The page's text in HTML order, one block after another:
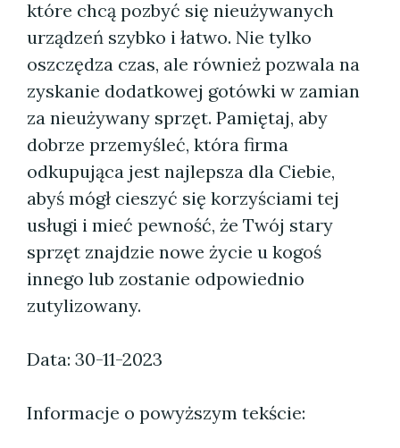
które chcą pozbyć się nieużywanych
urządzeń szybko i łatwo. Nie tylko
oszczędza czas, ale również pozwala na
zyskanie dodatkowej gotówki w zamian
za nieużywany sprzęt. Pamiętaj, aby
dobrze przemyśleć, która firma
odkupująca jest najlepsza dla Ciebie,
abyś mógł cieszyć się korzyściami tej
usługi i mieć pewność, że Twój stary
sprzęt znajdzie nowe życie u kogoś
innego lub zostanie odpowiednio
zutylizowany.
Data: 30-11-2023
Informacje o powyższym tekście: